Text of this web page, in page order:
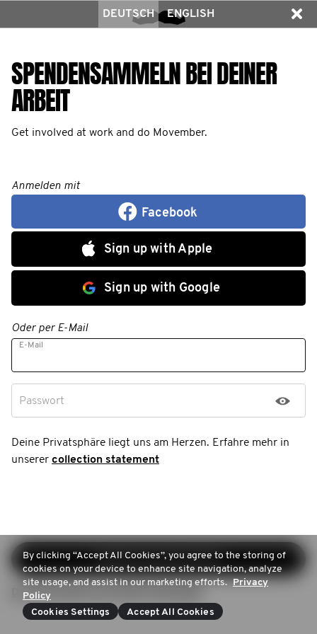
DEUTSCH ENGLISH
SPENDENSAMMELN BEI DEINER
ARBEIT
Get involved at work and do Movember.
Anmelden mit
Facebook
Sign up with Apple
Sign up with Google
Oder per E-Mail
E-Mail
Passwort
Deine Privatsphäre liegt uns am Herzen. Erfahre mehr in
unserer collection statement
Registrierung fortsetzen
Du hast bereits ein Konto? Anmelden
By clicking “Accept All Cookies”, you agree to the storing of
cookies on your device to enhance site navigation, analyze
site usage, and assist in our marketing efforts. Privacy
Policy
Cookies Settings
Accept All Cookies